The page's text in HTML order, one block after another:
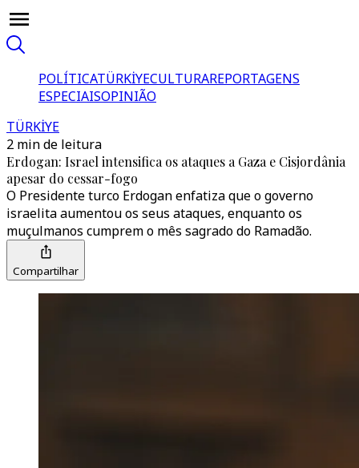
POLÍTICATÜRKİYECULTURAREPORTAGENS
ESPECIAISOPINIÃO
TÜRKİYE
2 min de leitura
Erdogan: Israel intensifica os ataques a Gaza e Cisjordânia
apesar do cessar-fogo
O Presidente turco Erdogan enfatiza que o governo
israelita aumentou os seus ataques, enquanto os
muçulmanos cumprem o mês sagrado do Ramadão.
Compartilhar